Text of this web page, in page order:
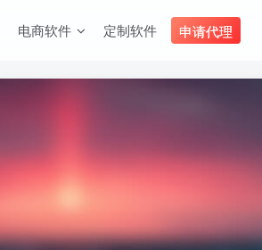
电商软件 定制软件 申请代理